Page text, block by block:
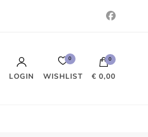
LOGIN
0
WISHLIST
0
€ 0,00